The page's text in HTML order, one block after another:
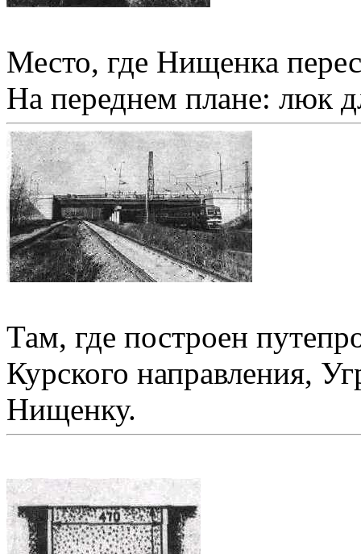
Место, где Нищенка
На переднем плане: люк
Там, где построен
Курского направления,
Нищенку.